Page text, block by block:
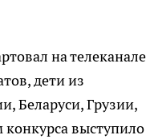
на телеканале
дети из
Беларуси, Грузии,
выступило